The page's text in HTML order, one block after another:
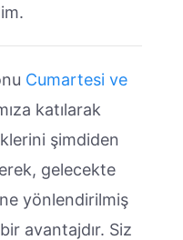
Cumartesi ve
katılarak
şimdiden
gelecekte
yönlendirilmiş
avantajdır. Siz